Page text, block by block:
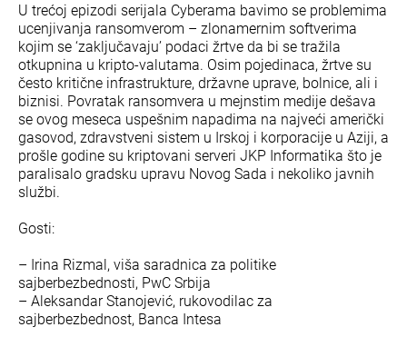
U trećoj epizodi serijala Cyberama bavimo se problemima
ucenjivanja ransomverom – zlonamernim softverima
kojim se ‘zaključavaju’ podaci žrtve da bi se tražila
otkupnina u kripto-valutama. Osim pojedinaca, žrtve su
često kritične infrastrukture, državne uprave, bolnice, ali i
biznisi. Povratak ransomvera u mejnstim medije dešava
se ovog meseca uspešnim napadima na najveći američki
gasovod, zdravstveni sistem u Irskoj i korporacije u Aziji, a
prošle godine su kriptovani serveri JKP Informatika što je
paralisalo gradsku upravu Novog Sada i nekoliko javnih
službi.
Gosti:
– Irina Rizmal, viša saradnica za politike
sajberbezbednosti, PwC Srbija
– Aleksandar Stanojević, rukovodilac za
sajberbezbednost, Banca Intesa